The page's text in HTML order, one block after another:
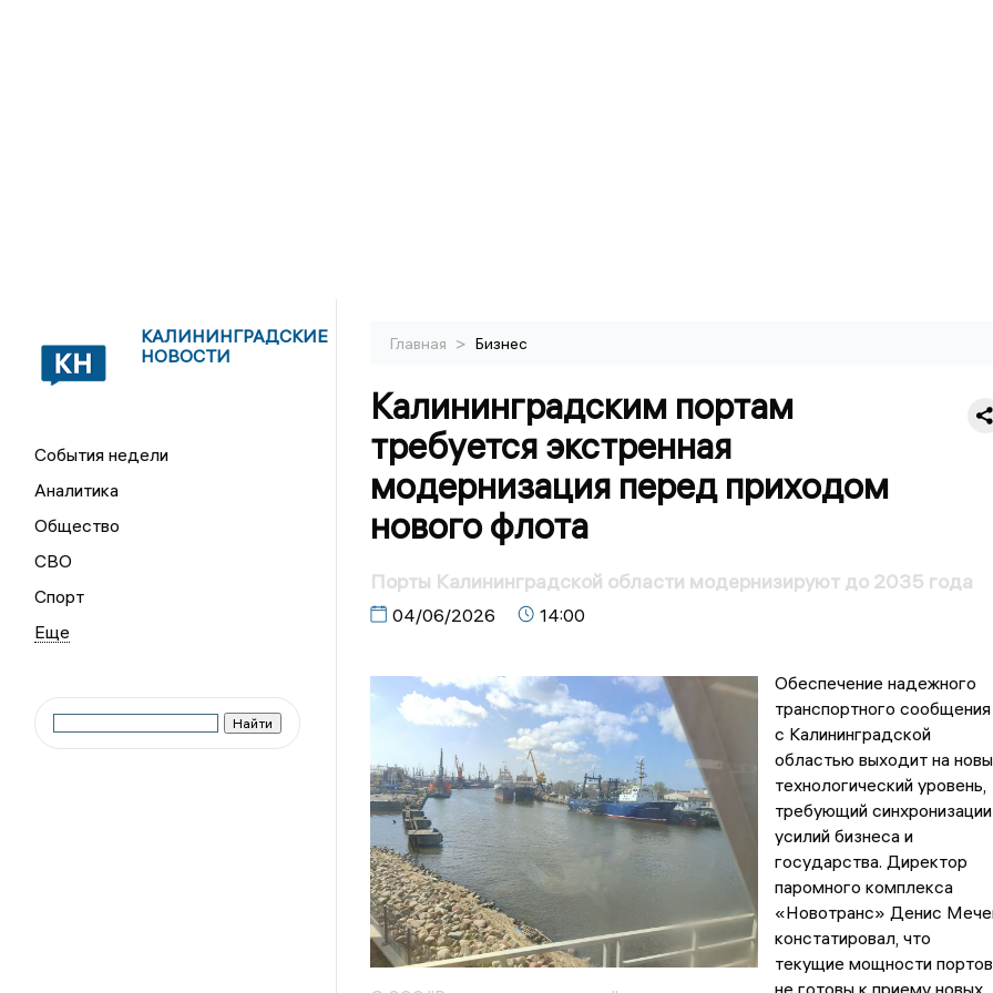
КАЛИНИНГРАДСКИЕ
НОВОСТИ
События недели
Аналитика
Общество
СВО
Спорт
Главная > Бизнес
Калининградским портам
требуется экстренная
модернизация перед приходом
нового флота
Порты Калининградской области модернизируют до 2035 года
04/06/2026 14:00
Обеспечение надежного
транспортного сообщения
с Калининградской
областью выходит на
технологический уровень,
требующий синхронизации
усилий бизнеса и
государства. Директор
паромного комплекса
«Новотранс» Денис
констатировал, что
текущие мощности портов